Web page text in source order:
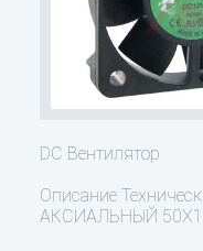
DC Вентилятор
Описание
АКСИАЛЬНЫЙ